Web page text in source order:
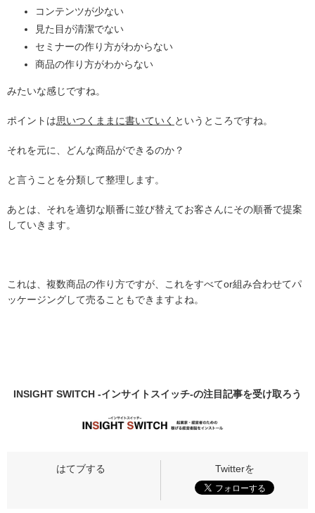
コンテンツが少ない
見た目が清潔でない
セミナーの作り方がわからない
商品の作り方がわからない
みたいな感じですね。
ポイントは思いつくままに書いていく というところですね。
それを元に、どんな商品ができるのか？
と言うことを分類して整理します。
あとは、それを適切な順番に並び替えてお客さんにその順番で提案
していきます。
これは、複数商品の作り方ですが、これをすべてor組み合わせてパ
ッケージングして売ることもできますよね。
INSIGHT SWITCH -インサイトスイッチ-の注目記事を受け取ろう